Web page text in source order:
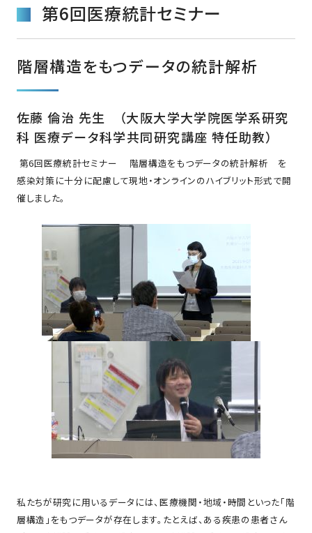
第6回医療統計セミナー
階層構造をもつデータの統計解析
佐藤 倫治 先生 （大阪大学大学院医学系研究
科 医療データ科学共同研究講座 特任助教）
第6回医療統計セミナー 階層構造をもつデータの統計解析 を
感染対策に十分に配慮して現地・オンラインのハイブリット形式で開
催しました。
私たちが研究に用いるデータには、医療機関・地域・時間といった「階
層構造」をもつデータが存在します。たとえば、ある疾患の患者さん